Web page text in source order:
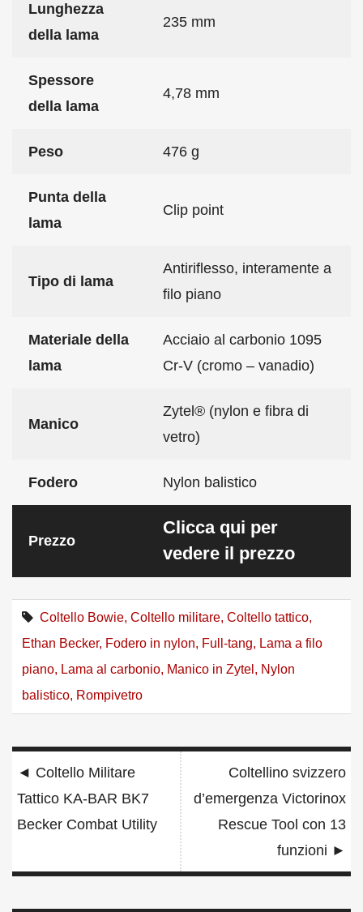
Lunghezza
della lama
235 mm
Spessore
della lama
4,78 mm
Peso 476 g
Punta della
lama
Clip point
Tipo di lama
Antiriflesso, interamente a
filo piano
Materiale della
lama
Acciaio al carbonio 1095
Cr-V (cromo – vanadio)
Manico
Zytel® (nylon e fibra di
vetro)
Fodero Nylon balistico
Prezzo
Clicca qui per
vedere il prezzo
Coltello Bowie, Coltello militare, Coltello tattico,
Ethan Becker, Fodero in nylon, Full-tang, Lama a filo
piano, Lama al carbonio, Manico in Zytel , Nylon
balistico, Rompivetro
Navigazione
articoli
◄ Coltello Militare
Tattico KA-BAR BK7
Becker Combat Utility
Coltellino svizzero
d’emergenza Victorinox
Rescue Tool con 13
funzioni ►